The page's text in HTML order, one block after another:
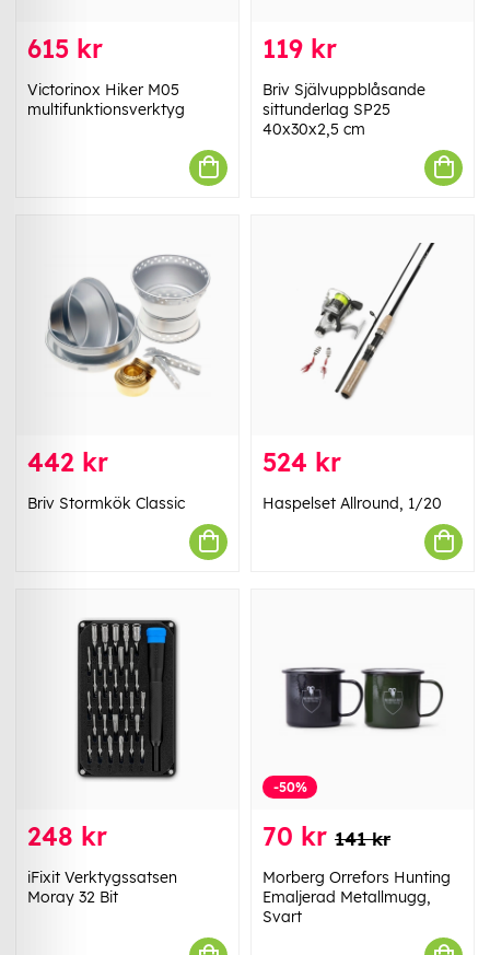
615 kr
Victorinox Hiker M05
multifunktionsverktyg
119 kr
Briv Självuppblåsande
sittunderlag SP25
40x30x2,5 cm
442 kr
Briv Stormkök Classic
524 kr
Haspelset Allround, 1/20
248 kr
iFixit Verktygssatsen
Moray 32 Bit
-50%
70 kr 141 kr
Morberg Orrefors Hunting
Emaljerad Metallmugg,
Svart